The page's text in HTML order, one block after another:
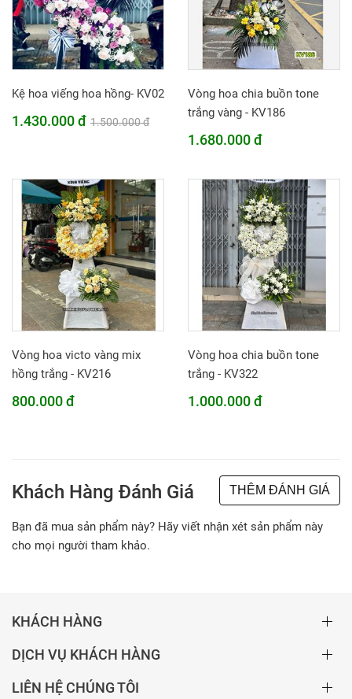
Kệ hoa viếng hoa hồng- KV02
1.430.000 đ 1.500.000 đ
Vòng hoa chia buồn tone
trắng vàng - KV186
1.680.000 đ
Vòng hoa victo vàng mix
hồng trắng - KV216
800.000 đ
Vòng hoa chia buồn tone
trắng - KV322
1.000.000 đ
Khách Hàng Đánh Giá THÊM ĐÁNH GIÁ
Bạn đã mua sản phẩm này? Hãy viết nhận xét sản phẩm này
cho mọi người tham khảo.
KHÁCH HÀNG
DỊCH VỤ KHÁCH HÀNG
LIÊN HỆ CHÚNG TÔI